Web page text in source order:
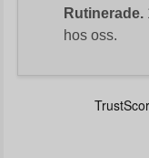
Rutinerade.
hos oss.